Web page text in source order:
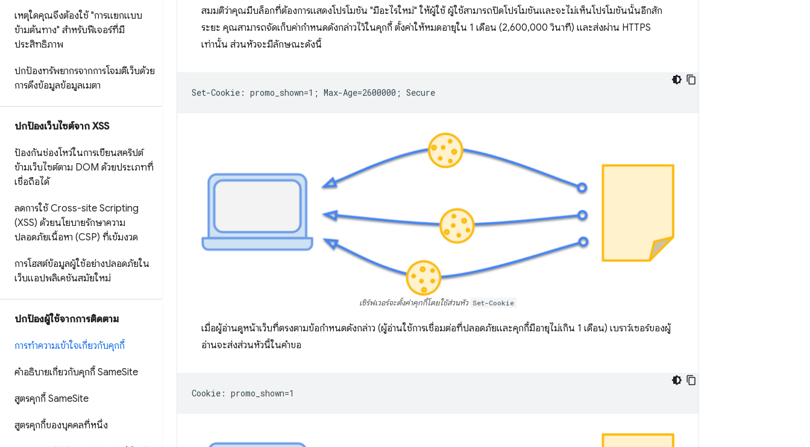
เหตุใดคุณจึงต้องใช้ "การแยกแบบ
ข้ามต้นทาง" สำหรับฟีเจอร์ที่มี
ประสิทธิภาพ
ปกป้องทรัพยากรจากการโจมตีเว็บด้วย
การดึงข้อมูลข้อมูลเมตา
ปกป้องเว็บไซต์จาก XSS
ป้องกันช่องโหว่ในการเขียนสคริปต์
ข้ามเว็บไซต์ตาม DOM ด้วยประเภทที่
เชื่อถือได้
ลดการใช้ Cross-site Scripting
(XSS) ด้วยนโยบายรักษาความ
ปลอดภัยเนื้อหา (CSP) ที่เข้มงวด
การโฮสต์ข้อมูลผู้ใช้อย่างปลอดภัยใน
เว็บแอปพลิเคชันสมัยใหม่
ปกป้องผู้ใช้จากการติดตาม
การทำความเข้าใจเกี่ยวกับคุกกี้
คำอธิบายเกี่ยวกับคุกกี้ SameSite
สูตรคุกกี้ SameSite
สูตรคุกกี้ของบุคคลที่หนึ่ง
สมมติว่าคุณมีบล็อกที่ต้องการแสดงโปรโมชัน "มีอะไรใหม่" ให้ผู้ใช้ ผู้ใช้สามารถปิดโปรโมชันและจะไม่เห็นโปรโมชันนั้นอีกสัก
ระยะ คุณสามารถจัดเก็บค่ากำหนดดังกล่าวไว้ในคุกกี้ ตั้งค่าให้หมดอายุใน 1 เดือน (2,600,000 วินาที) และส่งผ่าน HTTPS
เท่านั้น ส่วนหัวจะมีลักษณะดังนี้
เซิร์ฟเวอร์จะตั้งค่าคุกกี้โดยใช้ส่วนหัว Set-Cookie
เมื่อผู้อ่านดูหน้าเว็บที่ตรงตามข้อกำหนดดังกล่าว (ผู้อ่านใช้การเชื่อมต่อที่ปลอดภัยและคุกกี้มีอายุไม่เกิน 1 เดือน) เบราว์เซอร์ของผู้
อ่านจะส่งส่วนหัวนี้ในคำขอ